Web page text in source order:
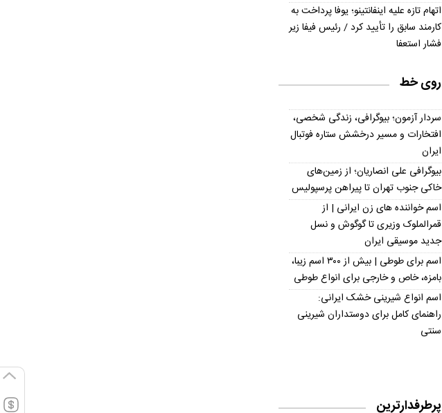
اتهام تازه علیه اینفانتینو؛ یوفا پرداخت به
کارمند سابق را تأیید کرد / رئیس فیفا زیر
فشار استعفا
روی خط
سردار آزمون؛ بیوگرافی، زندگی شخصی،
افتخارات و مسیر درخشش ستاره فوتبال
ایران
بیوگرافی علی انصاریان؛ از زمین‌های
خاکی جنوب تهران تا پیراهن پرسپولیس
اسم خواننده های زن ایرانی | از
قمرالملوک وزیری تا گوگوش و نسل
جدید موسیقی ایران
اسم برای طوطی | بیش از ۳۰۰ اسم زیبا،
بامزه، خاص و خارجی برای انواع طوطی
اسم انواع شیرینی خشک ایرانی:
راهنمای کامل برای دوستداران شیرینی
سنتی
پرطرفدارترین